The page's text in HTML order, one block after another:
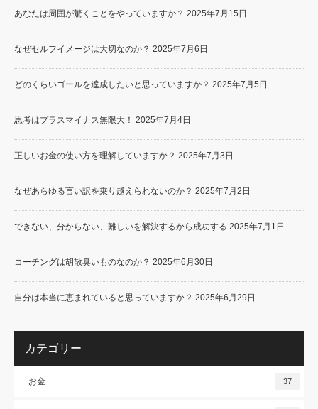
あなたは周囲が驚くことをやっていますか？ 2025年7月15日
なぜセルフイメージは大切なのか？ 2025年7月6日
どのくらいゴールを達成したいと思っていますか？ 2025年7月5日
思考はプラスマイナス無限大！ 2025年7月4日
正しいお金の使い方を理解していますか？ 2025年7月3日
なぜあらゆる言い訳を乗り越えられないのか？ 2025年7月2日
できない、分からない、難しいを解決するから成功する 2025年7月1日
コーチングは胡散臭いものなのか？ 2025年6月30日
自分は本当に恵まれていると思っていますか？ 2025年6月29日
カテゴリー
お金 37